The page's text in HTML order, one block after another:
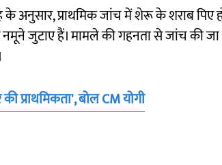
के अनुसार, प्राथमिक जांच में शेरू के शराब पिए
जुटाए हैं। मामले की गहनता से जांच की
प्राथमिकता', बोल CM योगी